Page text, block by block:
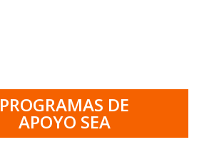
PROGRAMAS DE
APOYO SEA